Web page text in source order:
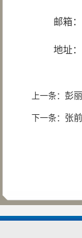
邮箱：
地址
上一条： 彭
下一条： 张